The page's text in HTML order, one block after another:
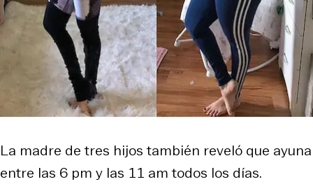
La madre de tres hijos también reveló que ayuna
entre las 6 pm y las 11 am todos los días.